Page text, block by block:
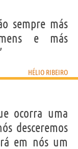
sempre más
e más
HÉLIO RIBEIRO
ocorra uma
desceremos
em nós um